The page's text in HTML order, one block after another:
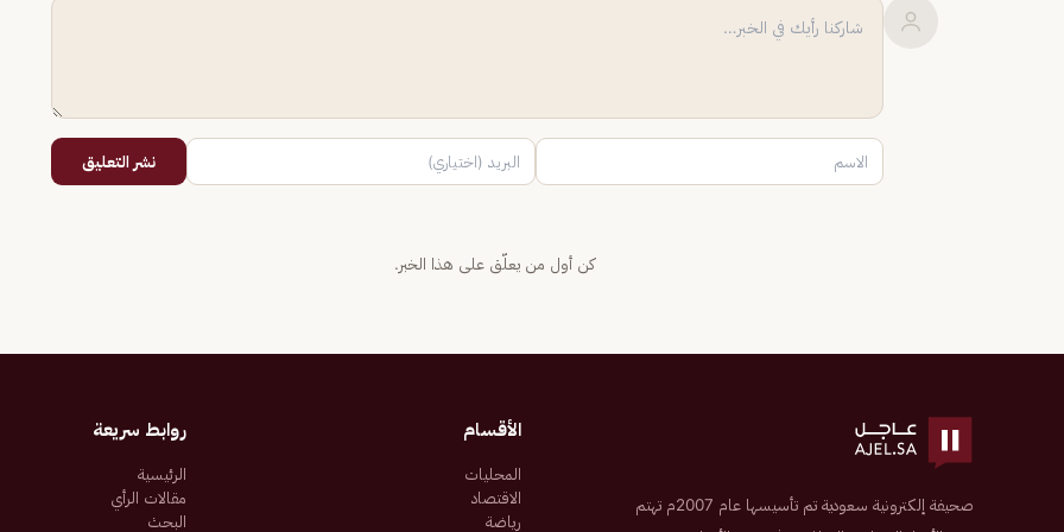
نشر التعليق
كن أول من يعلّق على هذا الخبر.
صحيفة إلكترونية سعودية تم تأسيسها عام 2007م تهتم
الأقسام
المحليات
الاقتصاد
رياضة
روابط سريعة
الرئيسية
مقالات الرأي
البحث